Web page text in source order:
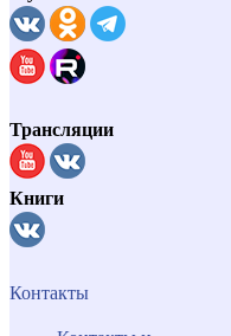
Трансляции
Книги
Контакты